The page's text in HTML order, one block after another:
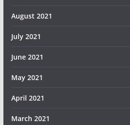
August 2021
July 2021
June 2021
May 2021
April 2021
March 2021